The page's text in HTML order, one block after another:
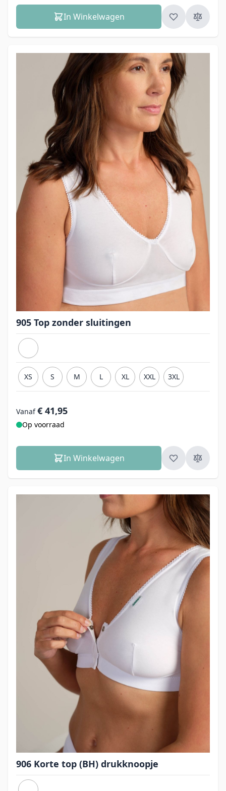
In Winkelwagen
905 Top zonder sluitingen
XS S M L XL XXL 3XL
Vanaf € 41,95
Op voorraad
In Winkelwagen
906 Korte top (BH) drukknoopje